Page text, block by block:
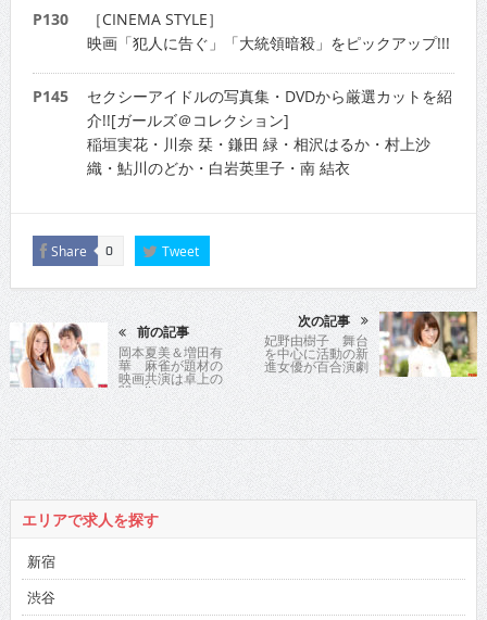
P130
［CINEMA STYLE］
映画「犯人に告ぐ」「大統領暗殺」をピックアップ!!!
P145
セクシーアイドルの写真集・DVDから厳選カットを紹
介!![ガールズ＠コレクション]
稲垣実花・川奈 栞・鎌田 緑・相沢はるか・村上沙
織・鮎川のどか・白岩英里子・南 結衣
Share 0 Tweet
前の記事
岡本夏美＆増田有
華 麻雀が題材の
映画共演は卓上の
闘い!!
次の記事
妃野由樹子 舞台
を中心に活動の新
進女優が百合演劇
に
エリアで求人を探す
新宿
渋谷